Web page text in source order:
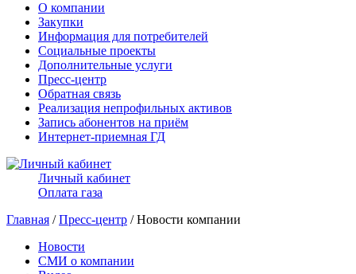
О компании
Закупки
Информация для потребителей
Социальные проекты
Дополнительные услуги
Пресс-центр
Обратная связь
Реализация непрофильных активов
Запись абонентов на приём
Интернет-приемная ГД
Личный кабинет
Оплата газа
Главная /Пресс-центр / Новости компании
Новости
СМИ о компании